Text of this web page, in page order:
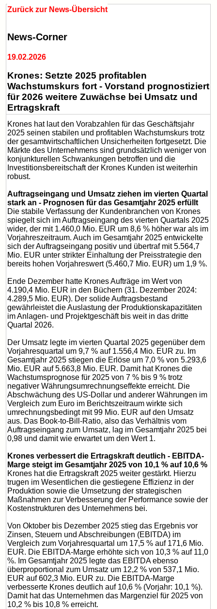
Zurück zur News-Übersicht
News-Corner
19.02.2026
Krones: Setzte 2025 profitablen
Wachstumskurs fort - Vorstand prognostiziert
für 2026 weitere Zuwächse bei Umsatz und
Ertragskraft
Krones hat laut den Vorabzahlen für das Geschäftsjahr
2025 seinen stabilen und profitablen Wachstumskurs trotz
der gesamtwirtschaftlichen Unsicherheiten fortgesetzt. Die
Märkte des Unternehmens sind grundsätzlich weniger von
konjunkturellen Schwankungen betroffen und die
Investitionsbereitschaft der Krones Kunden ist weiterhin
robust.
Auftragseingang und Umsatz ziehen im vierten Quartal
stark an - Prognosen für das Gesamtjahr 2025 erfüllt
Die stabile Verfassung der Kundenbranchen von Krones
spiegelt sich im Auftragseingang des vierten Quartals 2025
wider, der mit 1.460,0 Mio. EUR um 8,6 % höher war als im
Vorjahreszeitraum. Auch im Gesamtjahr 2025 entwickelte
sich der Auftragseingang positiv und übertraf mit 5.564,7
Mio. EUR unter strikter Einhaltung der Preisstrategie den
bereits hohen Vorjahreswert (5.460,7 Mio. EUR) um 1,9 %.
Ende Dezember hatte Krones Aufträge im Wert von
4.190,4 Mio. EUR in den Büchern (31. Dezember 2024:
4.289,5 Mio. EUR). Der solide Auftragsbestand
gewährleistet die Auslastung der Produktionskapazitäten
im Anlagen- und Projektgeschäft bis weit in das dritte
Quartal 2026.
Der Umsatz legte im vierten Quartal 2025 gegenüber dem
Vorjahresquartal um 9,7 % auf 1.556,4 Mio. EUR zu. Im
Gesamtjahr 2025 stiegen die Erlöse um 7,0 % von 5.293,6
Mio. EUR auf 5.663,8 Mio. EUR. Damit hat Krones die
Wachstumsprognose für 2025 von 7 % bis 9 % trotz
negativer Währungsumrechnungseffekte erreicht. Die
Abschwächung des US-Dollar und anderer Währungen im
Vergleich zum Euro im Berichtszeitraum wirkte sich
umrechnungsbedingt mit 99 Mio. EUR auf den Umsatz
aus. Das Book-to-Bill-Ratio, also das Verhältnis vom
Auftragseingang zum Umsatz, lag im Gesamtjahr 2025 bei
0,98 und damit wie erwartet um den Wert 1.
Krones verbessert die Ertragskraft deutlich - EBITDA-
Marge steigt im Gesamtjahr 2025 von 10,1 % auf 10,6 %
Krones hat die Ertragskraft 2025 weiter gestärkt. Hierzu
trugen im Wesentlichen die gestiegene Effizienz in der
Produktion sowie die Umsetzung der strategischen
Maßnahmen zur Verbesserung der Performance sowie der
Kostenstrukturen des Unternehmens bei.
Von Oktober bis Dezember 2025 stieg das Ergebnis vor
Zinsen, Steuern und Abschreibungen (EBITDA) im
Vergleich zum Vorjahresquartal um 17,5 % auf 171,6 Mio.
EUR. Die EBITDA-Marge erhöhte sich von 10,3 % auf 11,0
%. Im Gesamtjahr 2025 legte das EBITDA ebenso
überproportional zum Umsatz um 12,2 % von 537,1 Mio.
EUR auf 602,3 Mio. EUR zu. Die EBITDA-Marge
verbesserte Krones deutlich auf 10,6 % (Vorjahr: 10,1 %).
Damit hat das Unternehmen das Margenziel für 2025 von
10,2 % bis 10,8 % erreicht.